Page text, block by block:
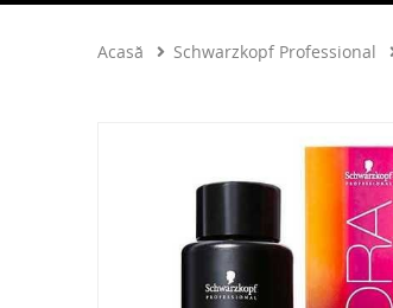
Acasă Schwarzkopf Professional